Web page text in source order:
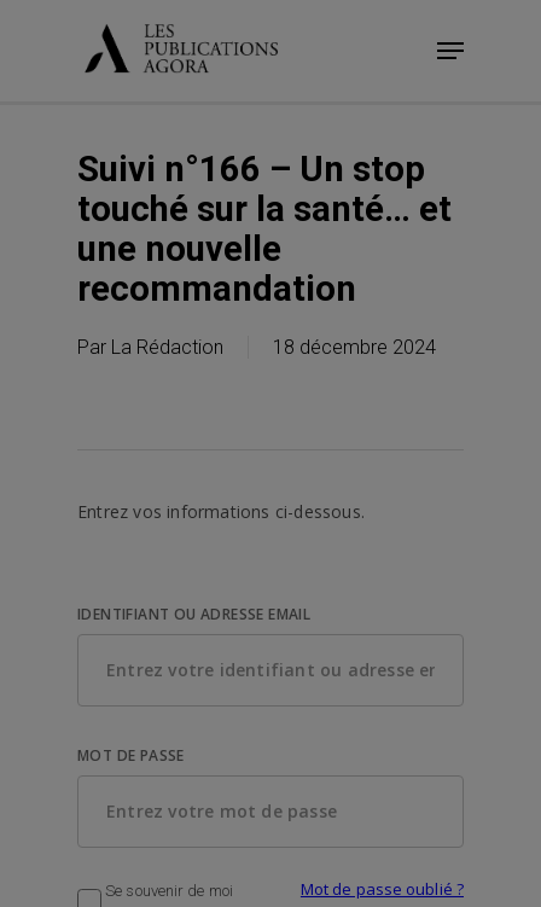
Menu
Suivi n°166 – Un stop
touché sur la santé… et
une nouvelle
recommandation
Par La Rédaction 18 décembre 2024
Entrez vos informations ci-dessous.
IDENTIFIANT OU ADRESSE EMAIL
MOT DE PASSE
Se souvenir de moi Mot de passe oublié ?